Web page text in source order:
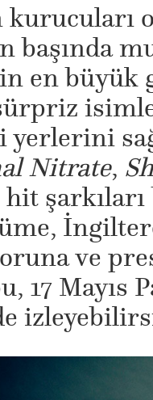
başında
en büyük
yerlerini
Nitrate,
şarkıları
ve
17 Mayıs